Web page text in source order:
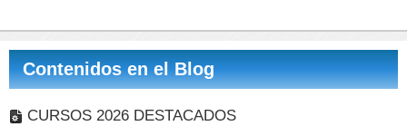
Contenidos en el Blog
CURSOS 2026 DESTACADOS